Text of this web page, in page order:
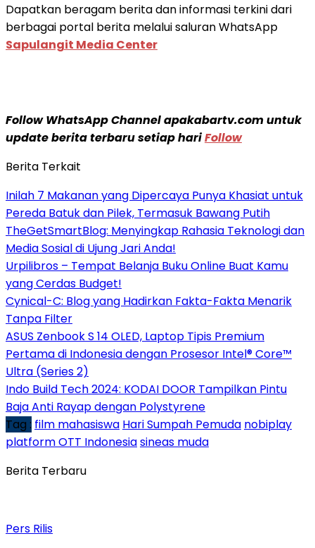
Dapatkan beragam berita dan informasi terkini dari
berbagai portal berita melalui saluran WhatsApp
Sapulangit Media Center
Follow WhatsApp Channel apakabartv.com untuk
update berita terbaru setiap hariFollow
Berita Terkait
Inilah 7 Makanan yang Dipercaya Punya Khasiat untuk
Pereda Batuk dan Pilek, Termasuk Bawang Putih
TheGetSmartBlog: Menyingkap Rahasia Teknologi dan
Media Sosial di Ujung Jari Anda!
Urpilibros – Tempat Belanja Buku Online Buat Kamu
yang Cerdas Budget!
Cynical-C: Blog yang Hadirkan Fakta-Fakta Menarik
Tanpa Filter
ASUS Zenbook S 14 OLED, Laptop Tipis Premium
Pertama di Indonesia dengan Prosesor Intel® Core™
Ultra (Series 2)
Indo Build Tech 2024: KODAI DOOR Tampilkan Pintu
Baja Anti Rayap dengan Polystyrene
Tag : film mahasiswa Hari Sumpah Pemuda nobiplay
platform OTT Indonesiasineas muda
Berita Terbaru
Pers Rilis